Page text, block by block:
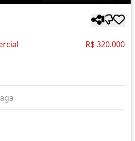
R$ 320.000